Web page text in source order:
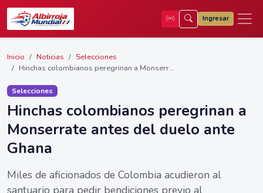
Ingresar
Inicio Noticias
Selecciones
Hinchas colombianos peregrinan a Monserr...
Selecciones
Hinchas colombianos peregrinan a
Monserrate antes del duelo ante
Ghana
Miles de aficionados de Colombia acudieron al
santuario para pedir bendiciones previo al